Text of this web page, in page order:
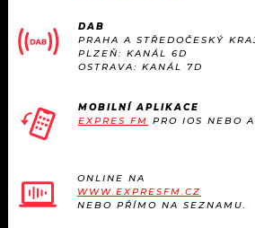
DAB
PRAHA A STŘEDOČESKÝ
PLZEŇ: KANÁL 6D
OSTRAVA: KANÁL 7D
MOBILNÍ APLIKACE
EXPRES FM PRO IOS NEBO
ONLINE NA
WWW.EXPRESFM.CZ
NEBO PŘÍMO NA SEZNAMU.